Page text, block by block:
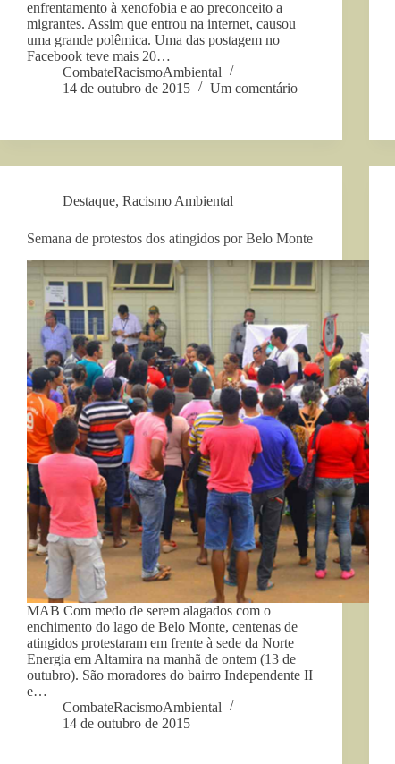
enfrentamento à xenofobia e ao preconceito a
migrantes. Assim que entrou na internet, causou
uma grande polêmica. Uma das postagem no
Facebook teve mais 20…
CombateRacismoAmbiental
14 de outubro de 2015
Um comentário
Destaque, Racismo Ambiental
Semana de protestos dos atingidos por Belo Monte
MAB Com medo de serem alagados com o
enchimento do lago de Belo Monte, centenas de
atingidos protestaram em frente à sede da Norte
Energia em Altamira na manhã de ontem (13 de
outubro). São moradores do bairro Independente II
e…
CombateRacismoAmbiental
14 de outubro de 2015